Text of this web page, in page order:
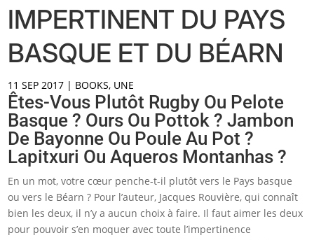
IMPERTINENT DU PAYS
BASQUE ET DU BÉARN
11 SEP 2017 | BOOKS, UNE
Êtes-Vous Plutôt Rugby Ou Pelote
Basque ? Ours Ou Pottok ? Jambon
De Bayonne Ou Poule Au Pot ?
Lapitxuri Ou Aqueros Montanhas ?
En un mot, votre cœur penche-t-il plutôt vers le Pays basque
ou vers le Béarn ? Pour l’auteur, Jacques Rouvière, qui connaît
bien les deux, il n’y a aucun choix à faire. Il faut aimer les deux
pour pouvoir s’en moquer avec toute l’impertinence